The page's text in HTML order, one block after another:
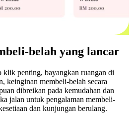
belah yang lancar
klik penting, bayangkan ruangan di
keinginan membeli-belah secara
dibreikan pada kemudahan dan
jalan untuk pengalaman membeli-
dan kunjungan berulang.